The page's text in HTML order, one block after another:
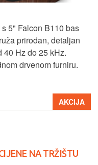
5" Falcon B110 bas
prirodan, detaljan
40 Hz do 25 kHz.
drvenom furniru.
AKCIJA
NA TRŽIŠTU